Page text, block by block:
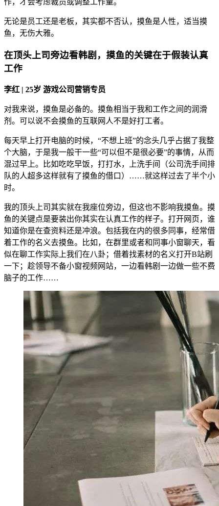
无论是员工还是老板，其实都不否认，摸鱼是人性，适当摸
鱼，无伤大雅。
在顶头上司旁边看韩剧，摸鱼的关键在于假装认真
工作
李红 | 25岁 游戏公司营销专员
对我来说，摸鱼是必备的。摸鱼相当于我和工作之间的润滑
剂。可以说不会摸鱼的互联网人不是好打工者。
每天早上打开电脑的时候，“不想上班”的念头几乎占据了我整
个大脑，于是我一般干一些“可以但不是很必要”的事情，从而
混过早上。比如吃吃早饭，打打水，上洗手间（公司洗手间排
队的人超多这样就有了摸鱼的借口）……就这样过去了半个小
时。
我的顶头上司其实就在我座位旁边，但这也不影响我摸鱼。摸
鱼的关键点是要装出你其实在认真工作的样子。打开网页，谁
知道你是在查资料还是冲浪。包括我在内的很多同事，经常借
着工作的名义去摸鱼。比如，在群里或者和同事小窗聊天，看
似在聊工作实际上我们在八卦；借着找素材的名义打开B站刷
一下；趁领导不备小窗视频网站，一边看韩剧一边做一些不费
脑子的工作……